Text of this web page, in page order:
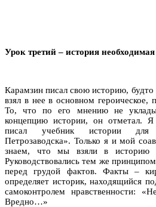
Урок третий – история
Карамзин писал свою историю,
взял в нее в основном героическое,
То, что по его мнению не
концепцию истории, он отметал.
писал учебник истории для
Петрозаводска». Только я и мой
знаем, что мы взяли в историю
Руководствовались тем же
перед грудой фактов. Факты –
определяет историк, находящийся
самоконтролем нравственности:
Вредно…»